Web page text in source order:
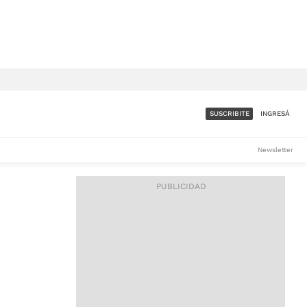
ACCESO FULL - $1.800/MES
SUSCRIBITE INGRESÁ
Newsletter